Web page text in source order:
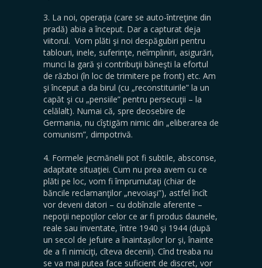
3. La noi, operaţia (care se auto-întreţine din
pradă) abia a început. Dar a capturat deja
viitorul. Vom plăti şi noi despăgubiri pentru
tablouri, inele, suferinţe, neîmpliniri, asigurări,
munci la gară şi contribuţii băneşti la efortul
de război (în loc de trimitere pe front) etc. Am
şi început a da birul (cu „reconstituirile” la un
capăt şi cu „pensiile” pentru persecuţii – la
celălalt). Numai că, spre deosebire de
Germania, nu cîştigăm nimic din „eliberarea de
comunism”, dimpotrivă.
4. Formele jecmănelii pot fi subtile, absconse,
adaptate situaţiei. Cum nu prea avem cu ce
plăti pe loc, vom fi împrumutaţi (chiar de
băncile reclamanţilor „nevoiaşi”), astfel încît
vor deveni datori – cu dobînzile aferente –
nepoţii nepoţilor celor ce ar fi produs daunele,
reale sau inventate, între 1940 şi 1944 (după
un secol de jefuire a înaintaşilor lor şi, înainte
de a fi nimiciţi, cîteva decenii). Cînd treaba nu
se va mai putea face suficient de discret, vor